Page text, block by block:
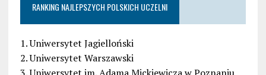
RANKING NAJLEPSZYCH POLSKICH UCZELNI
1. Uniwersytet Jagielloński
2. Uniwersytet Warszawski